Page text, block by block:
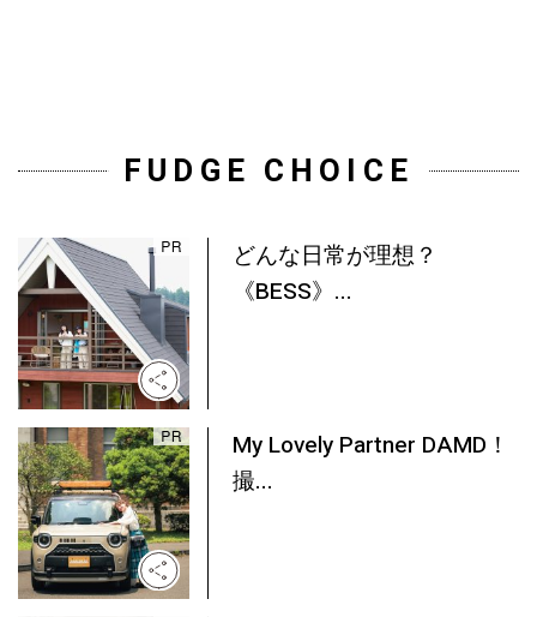
FUDGE CHOICE
どんな日常が理想？
《BESS》...
My Lovely Partner DAMD！
撮...